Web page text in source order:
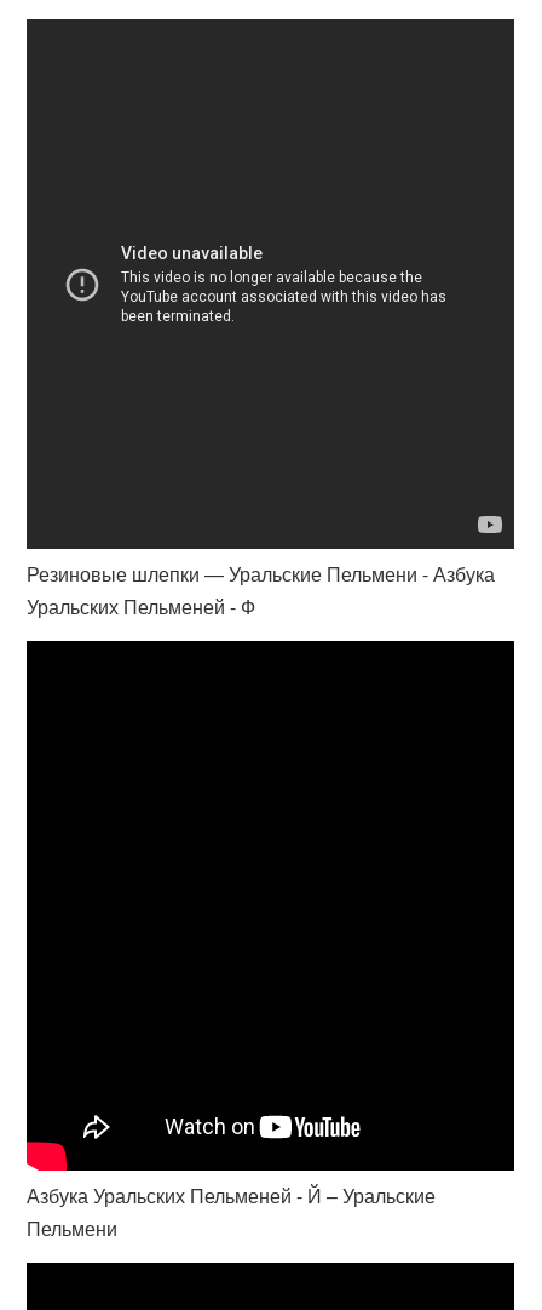
Резиновые шлепки — Уральские Пельмени - Азбука
Уральских Пельменей - Ф
Азбука Уральских Пельменей - Й – Уральские
Пельмени